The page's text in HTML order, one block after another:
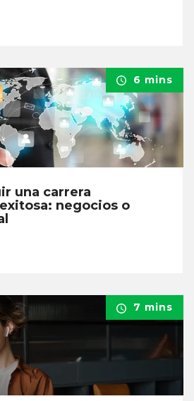
6 mins
una carrera
negocios o
7 mins